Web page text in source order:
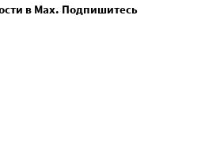
в Max. Подпишитесь